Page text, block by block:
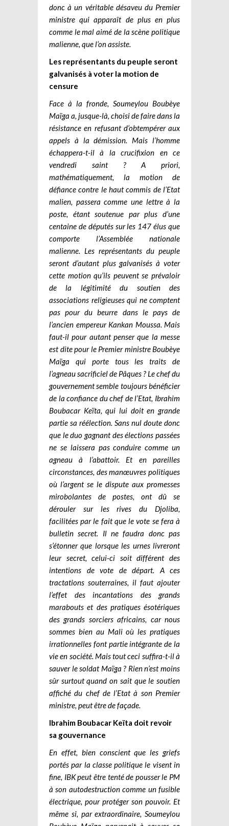
donc à un véritable désaveu du Premier
ministre qui apparaît de plus en plus
comme le mal aimé de la scène politique
malienne, que l’on assiste.
Les représentants du peuple seront
galvanisés à voter la motion de
censure
Face à la fronde, Soumeylou Boubèye
Maïga a, jusque-là, choisi de faire dans la
résistance en refusant d’obtempérer aux
appels à la démission. Mais l’homme
échappera-t-il à la crucifixion en ce
vendredi saint ? A priori,
mathématiquement, la motion de
défiance contre le haut commis de l’Etat
malien, passera comme une lettre à la
poste, étant soutenue par plus d’une
centaine de députés sur les 147 élus que
comporte l’Assemblée nationale
malienne. Les représentants du peuple
seront d’autant plus galvanisés à voter
cette motion qu’ils peuvent se prévaloir
de la légitimité du soutien des
associations religieuses qui ne comptent
pas pour du beurre dans le pays de
l’ancien empereur Kankan Moussa. Mais
faut-il pour autant penser que la messe
est dite pour le Premier ministre Boubèye
Maïga qui porte tous les traits de
l’agneau sacrificiel de Pâques ? Le chef du
gouvernement semble toujours bénéficier
de la confiance du chef de l’Etat, Ibrahim
Boubacar Keïta, qui lui doit en grande
partie sa réélection. Sans nul doute donc
que le duo gagnant des élections passées
ne se laissera pas conduire comme un
agneau à l’abattoir. Et en pareilles
circonstances, des manœuvres politiques
où l’argent se le dispute aux promesses
mirobolantes de postes, ont dû se
dérouler sur les rives du Djoliba,
facilitées par le fait que le vote se fera à
bulletin secret. Il ne faudra donc pas
s’étonner que lorsque les urnes livreront
leur secret, celui-ci soit différent des
intentions de vote de départ. A ces
tractations souterraines, il faut ajouter
l’effet des incantations des grands
marabouts et des pratiques ésotériques
des grands sorciers africains, car nous
sommes bien au Mali où les pratiques
irrationnelles font partie intégrante de la
vie en société. Mais tout ceci suffira-t-il à
sauver le soldat Maïga ? Rien n’est moins
sûr surtout quand on sait que le soutien
affiché du chef de l’Etat à son Premier
ministre, peut être de façade.
Ibrahim Boubacar Keïta doit revoir
sa gouvernance
En effet, bien conscient que les griefs
portés par la classe politique le visent in
fine, IBK peut être tenté de pousser le PM
à son autodestruction comme un fusible
électrique, pour protéger son pouvoir. Et
même si, par extraordinaire, Soumeylou